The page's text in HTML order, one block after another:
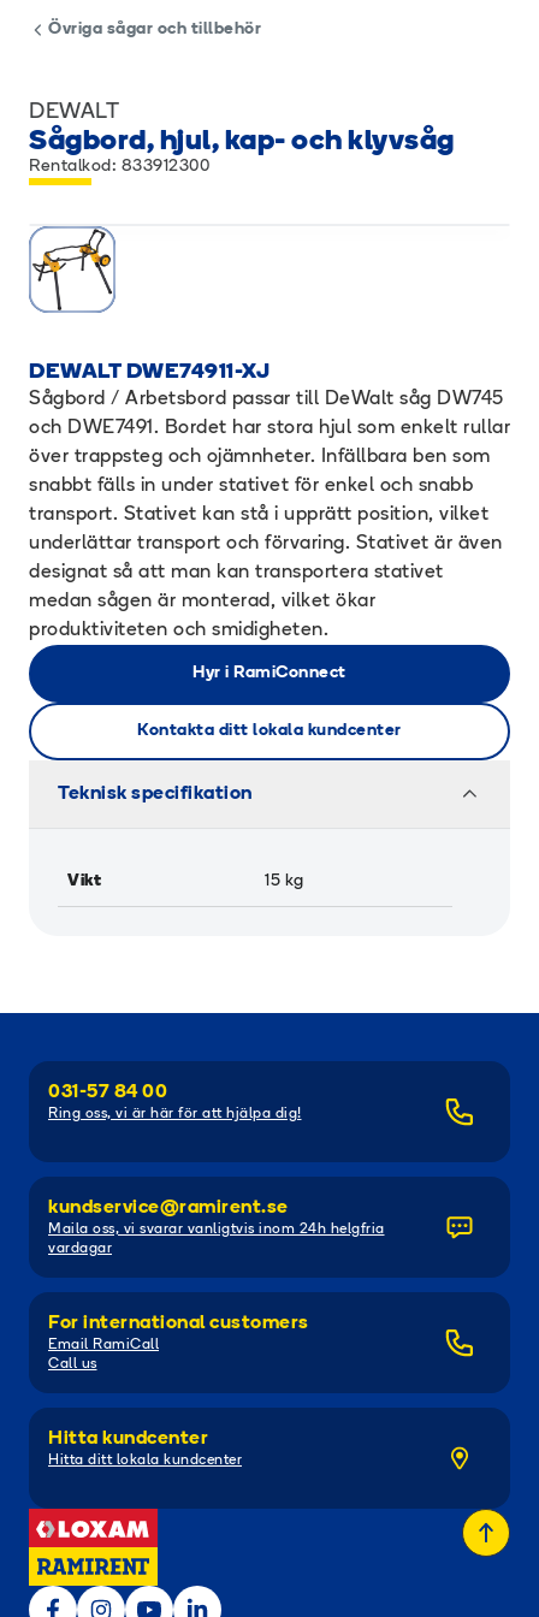
Övriga sågar och tillbehör
DEWALT
Sågbord, hjul, kap- och klyvsåg
Rentalkod: 833912300
DEWALT DWE74911-XJ
Sågbord / Arbetsbord passar till DeWalt såg DW745
och DWE7491. Bordet har stora hjul som enkelt rullar
över trappsteg och ojämnheter. Infällbara ben som
snabbt fälls in under stativet för enkel och snabb
transport. Stativet kan stå i upprätt position, vilket
underlättar transport och förvaring. Stativet är även
designat så att man kan transportera stativet
medan sågen är monterad, vilket ökar
produktiviteten och smidigheten.
Hyr i RamiConnect
Kontakta ditt lokala kundcenter
Teknisk specifikation
Vikt 15 kg
031-57 84 00
Ring oss, vi är här för att hjälpa dig!
kundservice@ramirent.se
Maila oss, vi svarar vanligtvis inom 24h helgfria
vardagar
For international customers
Email RamiCall
Call us
Hitta kundcenter
Hitta ditt lokala kundcenter